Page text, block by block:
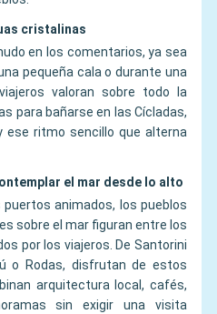
cristalinas
en los comentarios, ya sea
pequeña cala o durante una
valoran sobre todo la
para bañarse en las Cícladas,
ese ritmo sencillo que alterna
el mar desde lo alto
puertos animados, los pueblos
sobre el mar figuran entre los
por los viajeros. De Santorini
o Rodas, disfrutan de estos
arquitectura local, cafés,
sin exigir una visita